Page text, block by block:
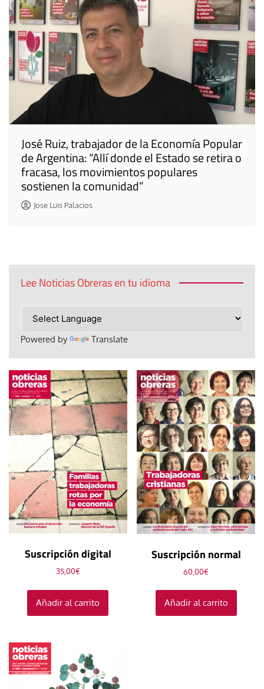
José Ruiz, trabajador de la Economía Popular
de Argentina: “Allí donde el Estado se retira o
fracasa, los movimientos populares
sostienen la comunidad”
Jose Luis Palacios
Lee Noticias Obreras en tu idioma
Powered by Translate
Suscripción digital
35,00€
Añadir al carrito
Suscripción normal
60,00€
Añadir al carrito